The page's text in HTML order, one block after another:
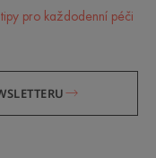
pro každodenní péči